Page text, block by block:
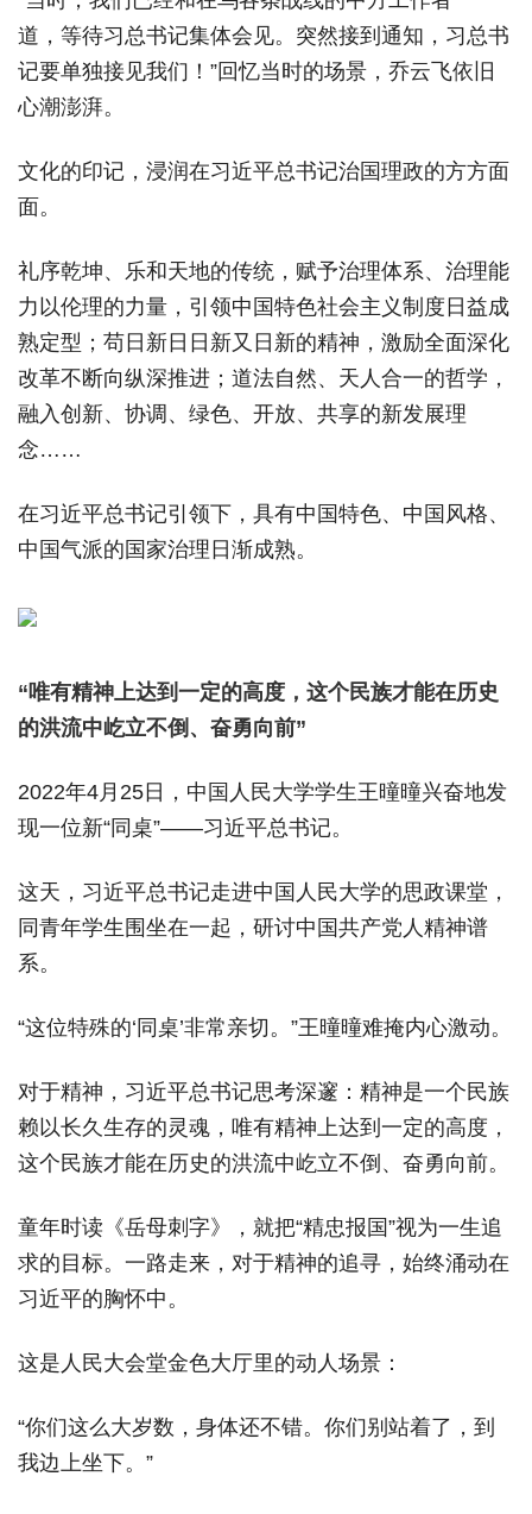
道，等待习总书记集体会见。突然接到通知，习总书
记要单独接见我们！”回忆当时的场景，乔云飞依旧
心潮澎湃。
文化的印记，浸润在习近平总书记治国理政的方方面
面。
礼序乾坤、乐和天地的传统，赋予治理体系、治理能
力以伦理的力量，引领中国特色社会主义制度日益成
熟定型；苟日新日日新又日新的精神，激励全面深化
改革不断向纵深推进；道法自然、天人合一的哲学，
融入创新、协调、绿色、开放、共享的新发展理
念……
在习近平总书记引领下，具有中国特色、中国风格、
中国气派的国家治理日渐成熟。
“唯有精神上达到一定的高度，这个民族才能在历史
的洪流中屹立不倒、奋勇向前”
2022年4月25日，中国人民大学学生王曈曈兴奋地发
现一位新“同桌”——习近平总书记。
这天，习近平总书记走进中国人民大学的思政课堂，
同青年学生围坐在一起，研讨中国共产党人精神谱
系。
“这位特殊的‘同桌’非常亲切。”王曈曈难掩内心激动。
对于精神，习近平总书记思考深邃：精神是一个民族
赖以长久生存的灵魂，唯有精神上达到一定的高度，
这个民族才能在历史的洪流中屹立不倒、奋勇向前。
童年时读《岳母刺字》，就把“精忠报国”视为一生追
求的目标。一路走来，对于精神的追寻，始终涌动在
习近平的胸怀中。
这是人民大会堂金色大厅里的动人场景：
“你们这么大岁数，身体还不错。你们别站着了，到
我边上坐下。”